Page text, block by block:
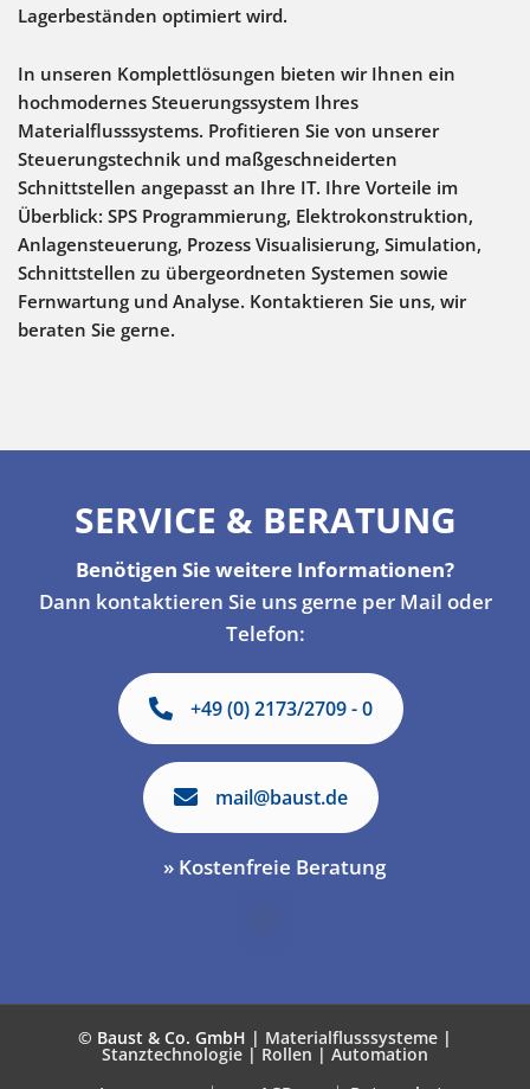
Lagerbeständen optimiert wird.
In unseren Komplettlösungen bieten wir Ihnen ein
hochmodernes Steuerungssystem Ihres
Materialflusssystems. Profitieren Sie von unserer
Steuerungstechnik und maßgeschneiderten
Schnittstellen angepasst an Ihre IT. Ihre Vorteile im
Überblick: SPS Programmierung, Elektrokonstruktion,
Anlagensteuerung, Prozess Visualisierung, Simulation,
Schnittstellen zu übergeordneten Systemen sowie
Fernwartung und Analyse. Kontaktieren Sie uns, wir
beraten Sie gerne.
SERVICE & BERATUNG
Benötigen Sie weitere Informationen?
Dann kontaktieren Sie uns gerne per Mail oder
Telefon:
+49 (0) 2173/2709 - 0
mail@baust.de
» Kostenfreie Beratung
© Baust & Co. GmbH | Materialflusssysteme |
Stanztechnologie | Rollen | Automation